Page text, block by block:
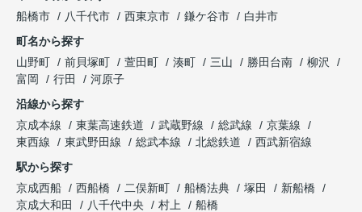
船橋市
八千代市 西東京市 鎌ケ谷市
白井市
町名から探す
山野町
前貝塚町 萱田町 湊町 三山 勝田台南
柳沢
富岡
行田
河原子
沿線から探す
京成本線
東葉高速鉄道 武蔵野線 総武線
京葉線
東西線
東武野田線 総武本線 北総鉄道
西武新宿線
駅から探す
京成西船
西船橋 二俣新町 船橋法典 塚田
新船橋
京成大和田
八千代中央 村上 船橋